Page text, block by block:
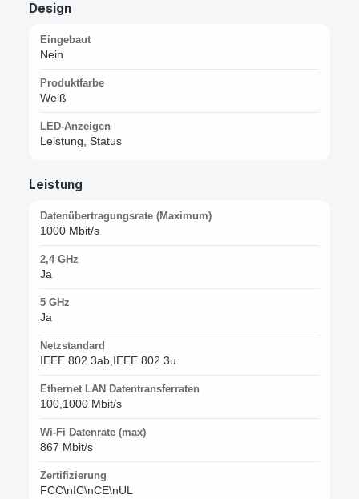
Design
Eingebaut
Nein
Produktfarbe
Weiß
LED-Anzeigen
Leistung, Status
Leistung
Datenübertragungsrate (Maximum)
1000 Mbit/s
2,4 GHz
Ja
5 GHz
Ja
Netzstandard
IEEE 802.3ab,IEEE 802.3u
Ethernet LAN Datentransferraten
100,1000 Mbit/s
Wi-Fi Datenrate (max)
867 Mbit/s
Zertifizierung
FCC\nIC\nCE\nUL